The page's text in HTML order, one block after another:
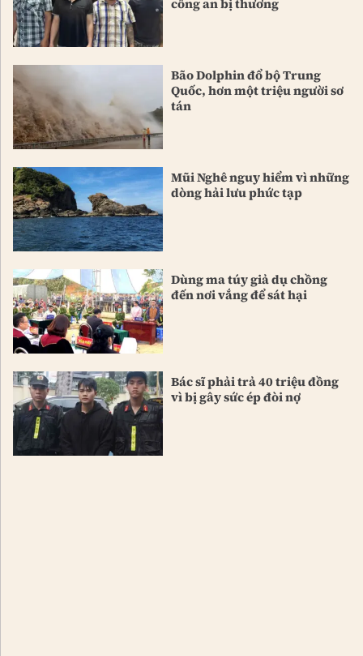
công an bị thương
Bão Dolphin đổ bộ Trung
Quốc, hơn một triệu người sơ
tán
Mũi Nghê nguy hiểm vì những
dòng hải lưu phức tạp
Dùng ma túy giả dụ chồng
đến nơi vắng để sát hại
Bác sĩ phải trả 40 triệu đồng
vì bị gây sức ép đòi nợ